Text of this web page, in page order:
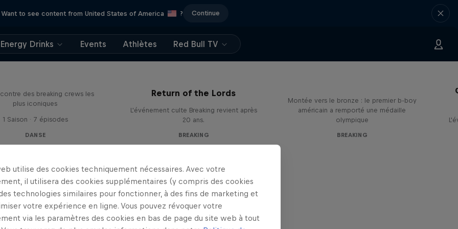
Want to see content from United States of America ? Continue
Energy Drinks Events Athlètes Red Bull TV
des breaking crews les
plus iconiques
1 Saison · 7 épisodes
DANSE
Return of the Lords
L'événement culte Breaking revient après
20 ans.
BREAKING
Montée vers le bronze : le premier b-boy
américain a remporté une médaille
olympique
BREAKING
utilise des cookies techniquement nécessaires. Avec votre
il utilisera des cookies supplémentaires (y compris des cookies
technologies similaires pour fonctionner, à des fins de marketing et
votre expérience en ligne. Vous pouvez révoquer votre
via les paramètres des cookies en bas de page du site web à tout